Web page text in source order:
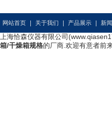
网站首页 关于我们 产品展示 新
上海恰森仪器有限公司
箱/干燥箱规格的厂商.欢迎有意者前